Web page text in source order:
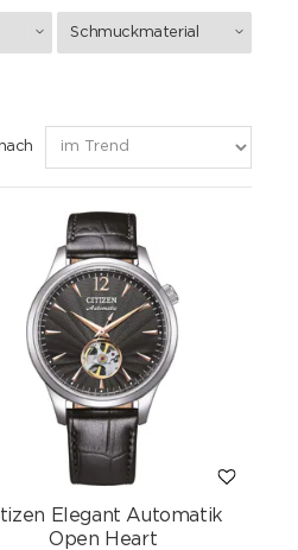
Schmuckmaterial
Elegant Automatik
Open Heart